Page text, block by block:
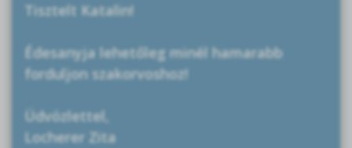
Tisztelt Katalin!
Édesanyja lehetőleg minél hamarabb
forduljon szakorvoshoz!
Üdvözlettel,
Locherer Zita